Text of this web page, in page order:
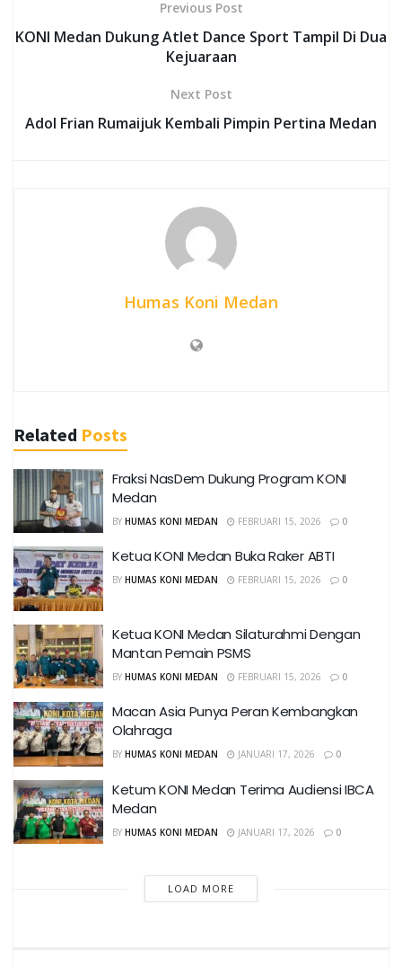
Previous Post
KONI Medan Dukung Atlet Dance Sport Tampil Di Dua
Kejuaraan
Next Post
Adol Frian Rumaijuk Kembali Pimpin Pertina Medan
Humas Koni Medan
Related Posts
Fraksi NasDem Dukung Program KONI
Medan
BY HUMAS KONI MEDAN FEBRUARI 15, 2026 0
Ketua KONI Medan Buka Raker ABTI
BY HUMAS KONI MEDAN FEBRUARI 15, 2026 0
Ketua KONI Medan Silaturahmi Dengan
Mantan Pemain PSMS
BY HUMAS KONI MEDAN FEBRUARI 15, 2026 0
Macan Asia Punya Peran Kembangkan
Olahraga
BY HUMAS KONI MEDAN JANUARI 17, 2026 0
Ketum KONI Medan Terima Audiensi IBCA
Medan
BY HUMAS KONI MEDAN JANUARI 17, 2026 0
LOAD MORE